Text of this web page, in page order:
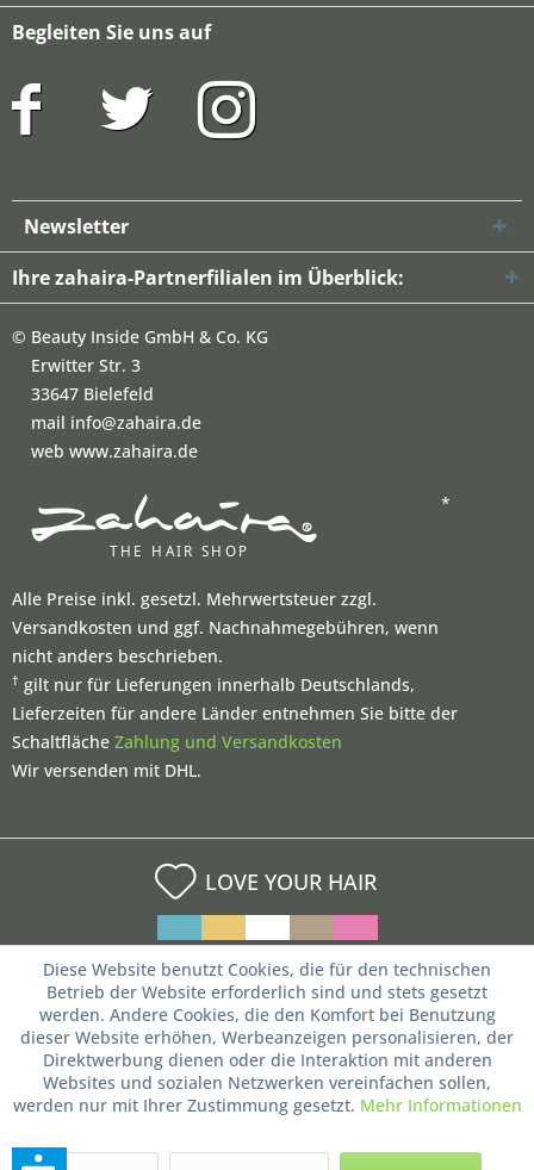
Begleiten Sie uns auf
Newsletter
Ihre zahaira-Partnerfilialen im Überblick:
© Beauty Inside GmbH & Co. KG
Erwitter Str. 3
33647 Bielefeld
mail info@zahaira.de
web www.zahaira.de
*
Alle Preise inkl. gesetzl. Mehrwertsteuer zzgl.
Versandkosten und ggf. Nachnahmegebühren, wenn
nicht anders beschrieben.
† gilt nur für Lieferungen innerhalb Deutschlands,
Lieferzeiten für andere Länder entnehmen Sie bitte der
Schaltfläche Zahlung und Versandkosten
Wir versenden mit DHL.
LOVE YOUR HAIR
Diese Website benutzt Cookies, die für den technischen
Betrieb der Website erforderlich sind und stets gesetzt
werden. Andere Cookies, die den Komfort bei Benutzung
dieser Website erhöhen, Werbeanzeigen personalisieren, der
Direktwerbung dienen oder die Interaktion mit anderen
Websites und sozialen Netzwerken vereinfachen sollen,
werden nur mit Ihrer Zustimmung gesetzt. Mehr Informationen